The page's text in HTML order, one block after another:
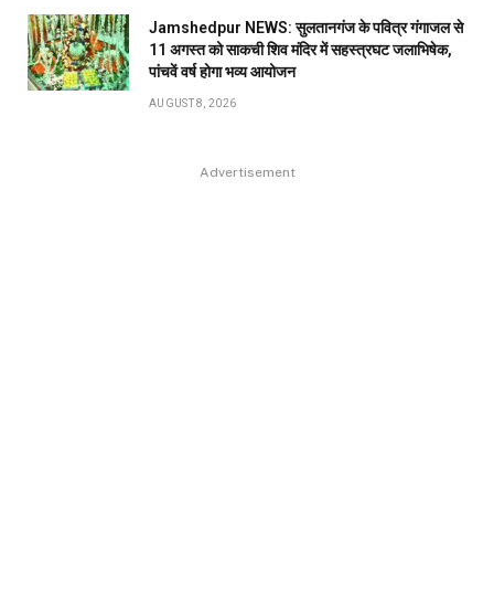
Jamshedpur NEWS: सुलतानगंज के पवित्र गंगाजल से
11 अगस्त को साकची शिव मंदिर में सहस्त्रघट जलाभिषेक,
पांचवें वर्ष होगा भव्य आयोजन
AUGUST 8, 2026
Advertisement